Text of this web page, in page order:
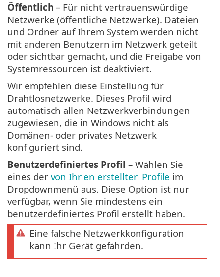
Öffentlich – Für nicht vertrauenswürdige
Netzwerke (öffentliche Netzwerke). Dateien
und Ordner auf Ihrem System werden nicht
mit anderen Benutzern im Netzwerk geteilt
oder sichtbar gemacht, und die Freigabe von
Systemressourcen ist deaktiviert.
Wir empfehlen diese Einstellung für
Drahtlosnetzwerke. Dieses Profil wird
automatisch allen Netzwerkverbindungen
zugewiesen, die in Windows nicht als
Domänen- oder privates Netzwerk
konfiguriert sind.
Benutzerdefiniertes Profil – Wählen Sie
eines der von Ihnen erstellten Profile im
Dropdownmenü aus. Diese Option ist nur
verfügbar, wenn Sie mindestens ein
benutzerdefiniertes Profil erstellt haben.
Eine falsche Netzwerkkonfiguration
kann Ihr Gerät gefährden.